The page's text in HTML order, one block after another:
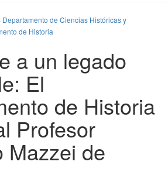
Departamento de Ciencias Históricas y
de Historia
a un legado
El
de Historia
Profesor
Mazzei de